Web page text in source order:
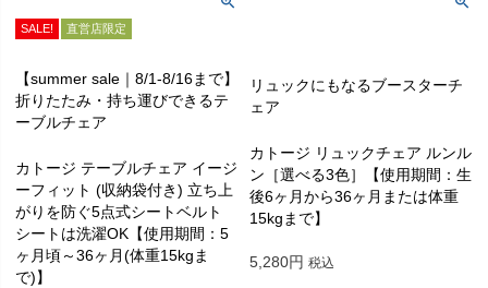
SALE! 直営店限定
【summer sale｜8/1-8/16まで】
折りたたみ・持ち運びできるテ
ーブルチェア
カトージ テーブルチェア イージ
ーフィット (収納袋付き) 立ち上
がりを防ぐ5点式シートベルト
シートは洗濯OK【使用期間：5
ヶ月頃～36ヶ月(体重15kgま
で)】
リュックにもなるブースターチ
ェア
カトージ リュックチェア ルンル
ン［選べる3色］【使用期間：生
後6ヶ月から36ヶ月または体重
15kgまで】
5,280 税込